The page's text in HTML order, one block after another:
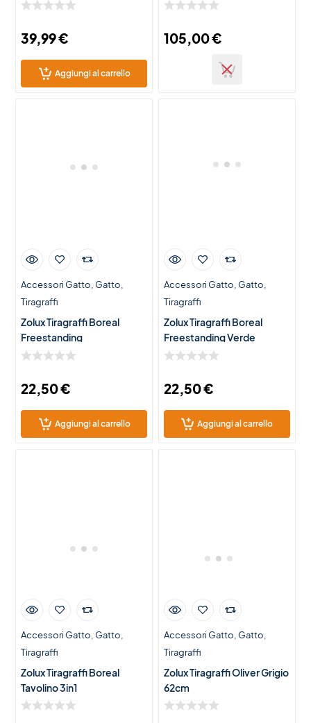
39,99€
Aggiungi al carrello
105,00€
Accessori Gatto Gatto
Tiragraffi
Zolux Tiragraffi Boreal
Freestanding
22,50€
Aggiungi al carrello
Accessori Gatto Gatto
Tiragraffi
Zolux Tiragraffi Boreal
Freestanding Verde
22,50€
Aggiungi al carrello
Accessori Gatto Gatto
Tiragraffi
Zolux Tiragraffi Boreal
Tavolino 3in1
Accessori Gatto Gatto
Tiragraffi
Zolux Tiragraffi Oliver Grigio
62cm